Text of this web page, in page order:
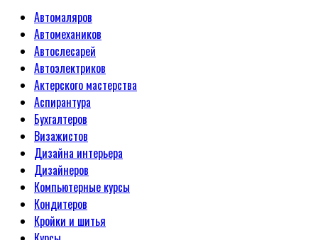
Автомаляров
Автомехаников
Автослесарей
Автоэлектриков
Актерского мастерства
Аспирантура
Бухгалтеров
Визажистов
Дизайна интерьера
Дизайнеров
Компьютерные курсы
Кондитеров
Кройки и шитья